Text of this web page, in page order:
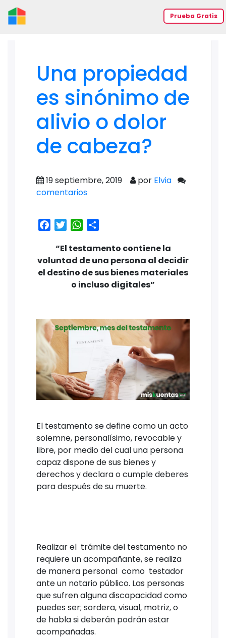
Prueba Gratis
Una propiedad
es sinónimo de
alivio o dolor
de cabeza?
19 septiembre, 2019 por Elvia
comentarios
Facebook
TwitterWhatsApp
“El testamento contiene la
voluntad de una persona al decidir
el destino de sus bienes materiales
o incluso digitales”
El testamento se define como un acto
solemne, personalísimo, revocable y
libre, por medio del cual una persona
capaz dispone de sus bienes y
derechos y declara o cumple deberes
para después de su muerte.
Realizar el trámite del testamento no
requiere un acompañante, se realiza
de manera personal como testador
ante un notario público. Las personas
que sufren alguna discapacidad como
puedes ser; sordera, visual, motriz, o
de habla si deberán podrán estar
acompañadas.